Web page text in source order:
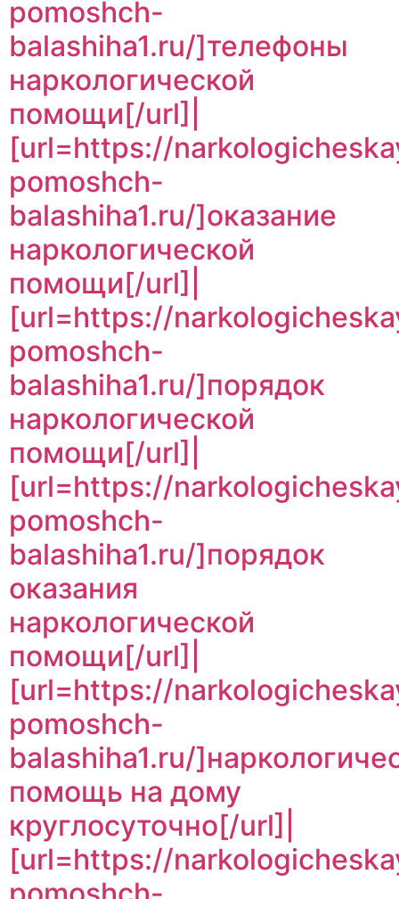
pomoshch-
balashiha1.ru/]телефоны
наркологической
помощи[/url]|
[url=https://
pomoshch-
balashiha1.ru/]оказание
наркологической
помощи[/url]|
[url=https://
pomoshch-
balashiha1.ru/]порядок
наркологической
помощи[/url]|
[url=https://
pomoshch-
balashiha1.ru/]порядок
оказания
наркологической
помощи[/url]|
[url=https://
pomoshch-
balashiha1.ru/
помощь на дому
круглосуточно[/url]|
[url=https://